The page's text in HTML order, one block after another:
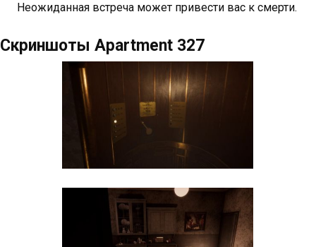
Неожиданная встреча может привести вас к смерти.
Скриншоты Apartment 327